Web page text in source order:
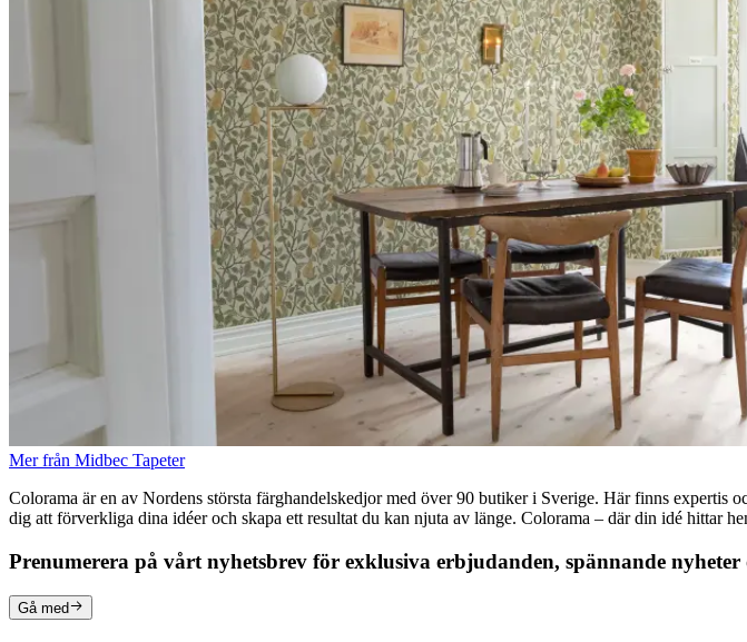
Mer från Midbec Tapeter
Colorama är en av Nordens största färghandelskedjor med över 90 butiker i Sverige. Här finns
dig att förverkliga dina idéer och skapa ett resultat du kan njuta av länge. Colorama – där din idé hittar
Prenumerera på vårt nyhetsbrev för exklusiva erbjudanden, spännande
Gå med